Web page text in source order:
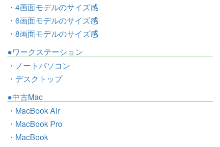
・4画面モデルのサイズ感
・6画面モデルのサイズ感
・8画面モデルのサイズ感
●ワークステーション
・ノートパソコン
・デスクトップ
●中古Mac
・MacBook Air
・MacBook Pro
・MacBook